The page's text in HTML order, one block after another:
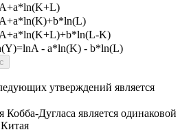
K)
- a*ln(K) - b*ln(L)
утверждений является
Дугласа является одинаковой